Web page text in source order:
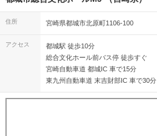
住所 宮崎県都城市北原町1106-100
アクセス
都城駅 徒歩10分
総合文化ホール前バス停 徒歩すぐ
宮崎自動車道 都城IC 車で15分
東九州自動車道 末吉財部IC 車で30分